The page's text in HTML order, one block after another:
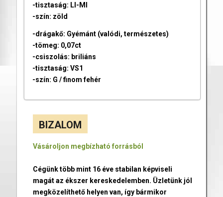
-tisztaság: LI-MI
-szín: zöld
-drágakő: Gyémánt (valódi, természetes)
-tömeg: 0,07ct
-csiszolás: briliáns
-tisztaság: VS1
-szín: G / finom fehér
BIZALOM
Vásároljon megbízható forrásból
Cégünk több mint 16 éve stabilan képviseli
magát az ékszer kereskedelemben. Üzletünk jól
megközelíthető helyen van, így bármikor